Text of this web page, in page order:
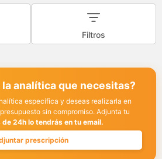
Filtros
analítica que necesitas?
específica y deseas realizarla en
sin compromiso. Adjunta tu
de 24h lo tendrás en tu email.
prescripción